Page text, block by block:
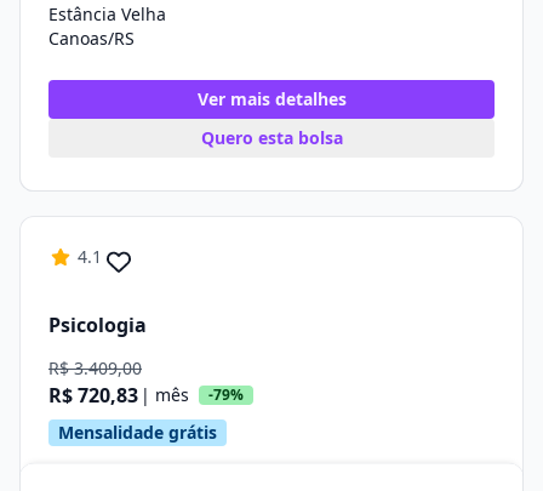
Estância Velha
Canoas/RS
Ver mais detalhes
Quero esta bolsa
4.1
Psicologia
R$ 3.409,00
R$ 720,83 | mês -79%
Mensalidade grátis